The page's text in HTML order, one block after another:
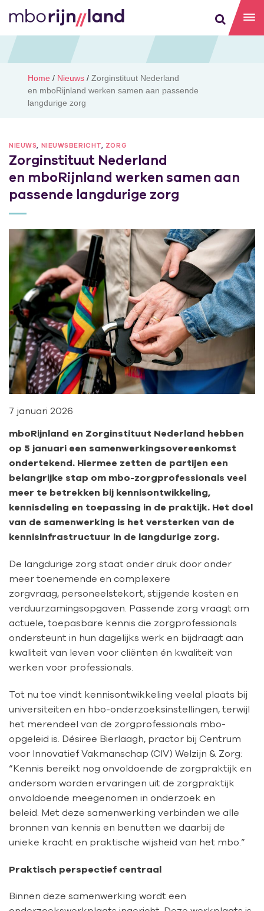
Home / Nieuws /Zorginstituut Nederland
en mboRijnland werken samen aan passende
langdurige zorg
NIEUWS NIEUWSBERICHT ZORG
Zorginstituut Nederland
en mboRijnland werken samen aan
passende langdurige zorg
7 januari 2026
mboRijnland en Zorginstituut Nederland hebben
op 5 januari een samenwerkingsovereenkomst
ondertekend. Hiermee zetten de partijen een
belangrijke stap om mbo-zorgprofessionals veel
meer te betrekken bij kennisontwikkeling,
kennisdeling en toepassing in de praktijk. Het doel
van de samenwerking is het versterken van de
kennisinfrastructuur in de langdurige zorg.
De langdurige zorg staat onder druk door onder
meer toenemende en complexere
zorgvraag, personeelstekort, stijgende kosten en
verduurzamingsopgaven. Passende zorg vraagt om
actuele, toepasbare kennis die zorgprofessionals
ondersteunt in hun dagelijks werk en bijdraagt aan
kwaliteit van leven voor cliënten én kwaliteit van
werken voor professionals.
Tot nu toe vindt kennisontwikkeling veelal plaats bij
universiteiten en hbo-onderzoeksinstellingen, terwijl
het merendeel van de zorgprofessionals mbo-
opgeleid is. Désiree Bierlaagh, practor bij Centrum
voor Innovatief Vakmanschap (CIV) Welzijn & Zorg:
“Kennis bereikt nog onvoldoende de zorgpraktijk en
andersom worden ervaringen uit de zorgpraktijk
onvoldoende meegenomen in onderzoek en
beleid. Met deze samenwerking verbinden we alle
bronnen van kennis en benutten we daarbij de
unieke kracht en praktische wijsheid van het mbo.”
Praktisch perspectief centraal
Binnen deze samenwerking wordt een